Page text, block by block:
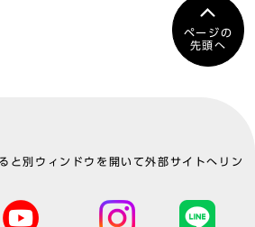
ページの
先頭へ
と別ウィンドウを開いて外部サイトへリン